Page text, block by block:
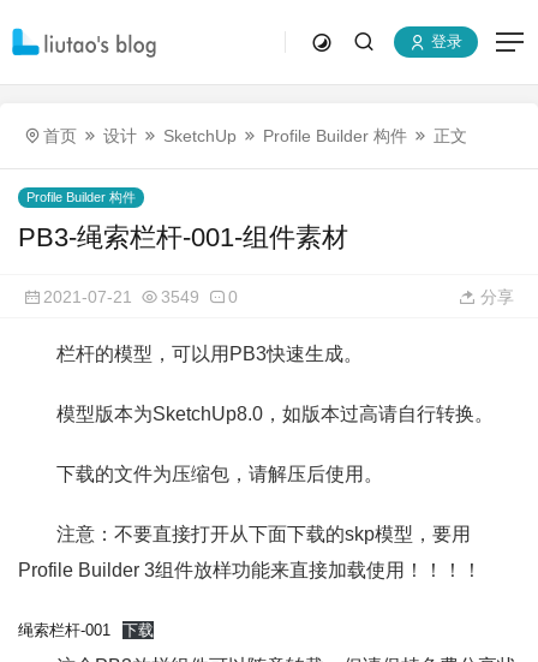
登录
首页 设计 SketchUp Profile Builder 构件 正文
Profile Builder 构件
PB3-绳索栏杆-001-组件素材
2021-07-21 3549 0 分享
栏杆的模型，可以用PB3快速生成。
模型版本为SketchUp8.0，如版本过高请自行转换。
下载的文件为压缩包，请解压后使用。
注意：不要直接打开从下面下载的skp模型，要用
Profile Builder 3组件放样功能来直接加载使用！！！！
绳索栏杆-001 下载